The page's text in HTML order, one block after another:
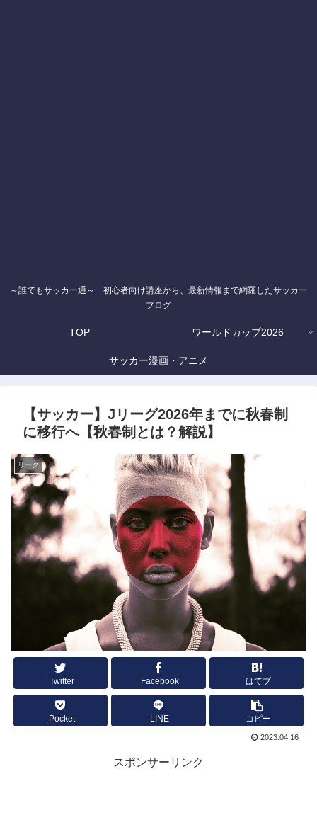
～誰でもサッカー通～ 初心者向け講座から、最新情報まで網羅したサッカー
ブログ
TOP ワールドカップ2026
サッカー漫画・アニメ
【サッカー】Jリーグ2026年までに秋春制
に移行へ【秋春制とは？解説】
リーグ
Twitter Facebook はてブ
Pocket LINE コピー
2023.04.16
スポンサーリンク